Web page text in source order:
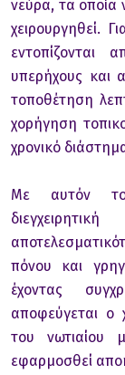
νεύρα, τα οποία
χειρουργηθεί.
εντοπίζονται
υπερήχους και
τοποθέτηση
χορήγηση
χρονικό
Με αυτόν
πόνου και
έχοντας
αποφεύγεται ο
του νωτιαίου
εφαρμοσθεί